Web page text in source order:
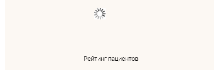
Рейтинг пациентов